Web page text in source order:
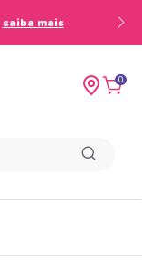
saiba mais
0